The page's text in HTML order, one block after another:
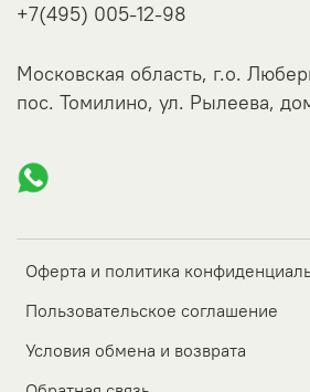
Оферта и политика
Пользовательское соглашение
Условия обмена и возврата
+7(495) 005-12-98
Московская область, г.о.
пос. Томилино, ул. Рылеева,